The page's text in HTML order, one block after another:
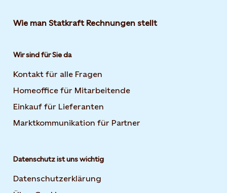
Wie man Statkraft Rechnungen stellt
Wir sind für Sie da
Kontakt für alle Fragen
Homeoffice für Mitarbeitende
Einkauf für Lieferanten
Marktkommunikation für Partner
Datenschutz ist uns wichtig
Datenschutzerklärung